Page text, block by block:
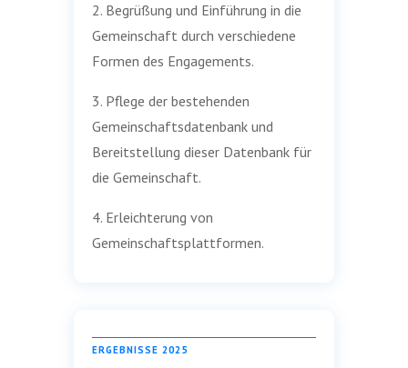
2. Begrüßung und Einführung in die
Gemeinschaft durch verschiedene
Formen des Engagements.
3. Pflege der bestehenden
Gemeinschaftsdatenbank und
Bereitstellung dieser Datenbank für
die Gemeinschaft.
4. Erleichterung von
Gemeinschaftsplattformen.
ERGEBNISSE 2025